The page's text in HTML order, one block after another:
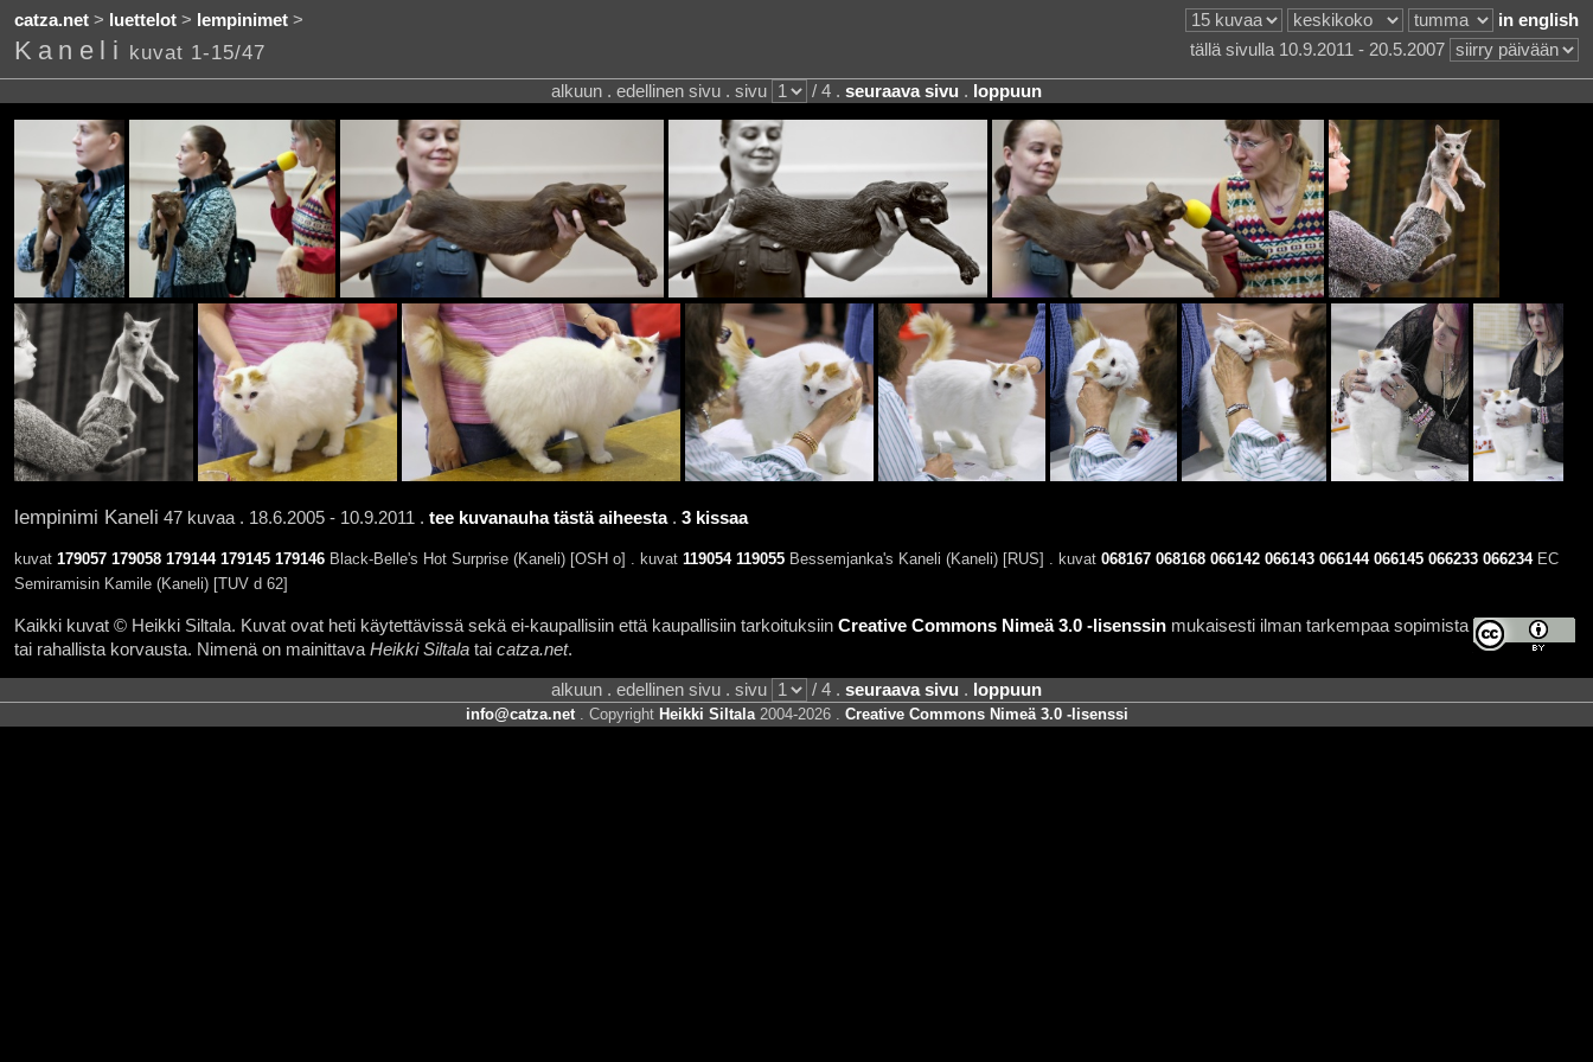
catza.net> luettelot> lempinimet> in english
Kaneli kuvat 1-15/47 tällä sivulla 10.9.2011 - 20.5.2007
alkuun . edellinen sivu . sivu / 4 . seuraava sivu . loppuun
lempinimi Kaneli 47 kuvaa . 18.6.2005 - 10.9.2011 . tee kuvanauha tästä aiheesta. 3 kissaa
kuvat 179057 179058 179144 179145 179146Black-Belle's Hot Surprise (Kaneli) [OSH o] . kuvat 119054 119055Bessemjanka's Kaneli (Kaneli) [RUS] . kuvat 068167 068168 066142 066143 066144 066145 066233 066234EC
Semiramisin Kamile (Kaneli) [TUV d 62]
Kaikki kuvat © Heikki Siltala. Kuvat ovat heti käytettävissä sekä ei-kaupallisiin että kaupallisiin tarkoituksiin Creative Commons Nimeä 3.0 -lisenssinmukaisesti ilman tarkempaa sopimista
tai rahallista korvausta. Nimenä on mainittava Heikki Siltalatai catza.net.
alkuun . edellinen sivu . sivu / 4 . seuraava sivu . loppuun
info@catza.net. Copyright Heikki Siltala2004-2026 . Creative Commons Nimeä 3.0 -lisenssi